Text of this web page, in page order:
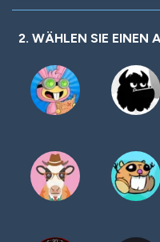
2. WÄHLEN SIE EINEN